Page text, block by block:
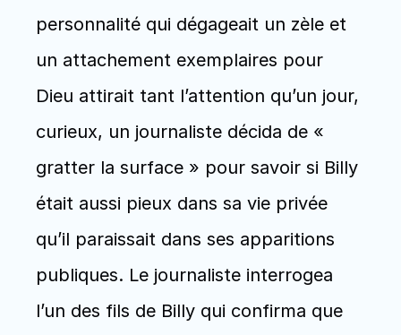
personnalité qui dégageait un zèle et
un attachement exemplaires pour
Dieu attirait tant l’attention qu’un jour,
curieux, un journaliste décida de «
gratter la surface » pour savoir si Billy
était aussi pieux dans sa vie privée
qu’il paraissait dans ses apparitions
publiques. Le journaliste interrogea
l’un des fils de Billy qui confirma que